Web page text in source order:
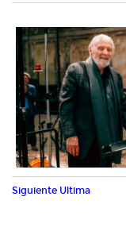
Siguiente Ultima